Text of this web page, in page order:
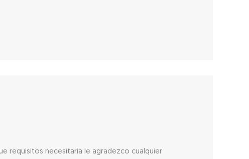
requisitos necesitaria le agradezco cualquier